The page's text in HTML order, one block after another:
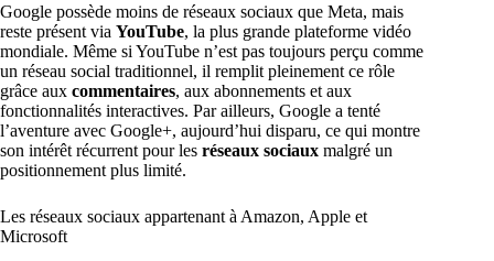
Google possède moins de réseaux sociaux que Meta, mais
reste présent via YouTube, la plus grande plateforme vidéo
mondiale. Même si YouTube n’est pas toujours perçu comme
un réseau social traditionnel, il remplit pleinement ce rôle
grâce aux commentaires, aux abonnements et aux
fonctionnalités interactives. Par ailleurs, Google a tenté
l’aventure avec Google+, aujourd’hui disparu, ce qui montre
son intérêt récurrent pour les réseaux sociaux malgré un
positionnement plus limité.
Les réseaux sociaux appartenant à Amazon, Apple et
Microsoft